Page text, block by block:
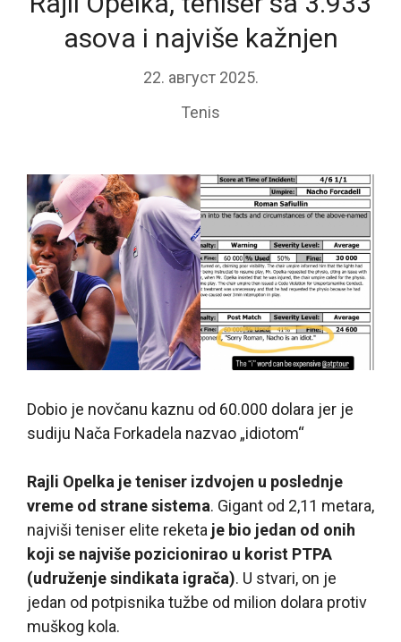
asova i najviše kažnjen
22. август 2025.
Tenis
Dobio je novčanu kaznu od 60.000 dolara jer je
sudiju Nača Forkadela nazvao „idiotom“
Rajli Opelka je teniser izdvojen u poslednje
vreme od strane sistema. Gigant od 2,11 metara,
najviši teniser elite reketa je bio jedan od onih
koji se najviše pozicionirao u korist PTPA
(udruženje sindikata igrača). U stvari, on je
jedan od potpisnika tužbe od milion dolara protiv
muškog kola.